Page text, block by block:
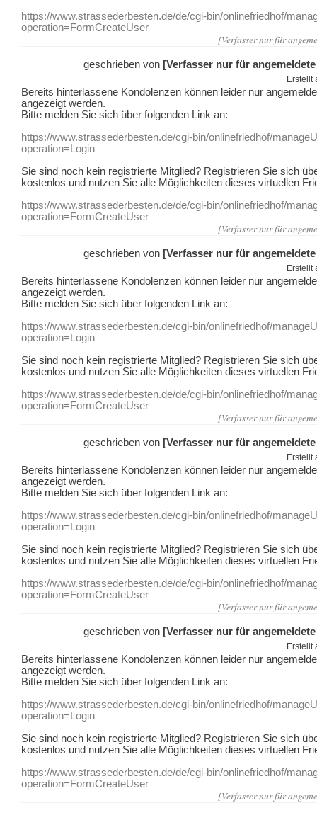
https://www.strassederbesten.de/de/cgi-bin/onlinefriedhof/
operation=FormCreateUser
[Verfasser nur für
geschrieben von [Verfasser nur für
Erstellt
Bereits hinterlassene Kondolenzen können leider nur
angezeigt werden.
Bitte melden Sie sich über folgenden Link an:
https://www.strassederbesten.de/cgi-bin/onlinefriedhof/
operation=Login
Sie sind noch kein registrierte Mitglied? Registrieren Sie sich
kostenlos und nutzen Sie alle Möglichkeiten dieses virtuellen
https://www.strassederbesten.de/de/cgi-bin/onlinefriedhof/
operation=FormCreateUser
[Verfasser nur für
geschrieben von [Verfasser nur für
Erstellt
Bereits hinterlassene Kondolenzen können leider nur
angezeigt werden.
Bitte melden Sie sich über folgenden Link an:
https://www.strassederbesten.de/cgi-bin/onlinefriedhof/
operation=Login
Sie sind noch kein registrierte Mitglied? Registrieren Sie sich
kostenlos und nutzen Sie alle Möglichkeiten dieses virtuellen
https://www.strassederbesten.de/de/cgi-bin/onlinefriedhof/
operation=FormCreateUser
[Verfasser nur für
geschrieben von [Verfasser nur für
Erstellt
Bereits hinterlassene Kondolenzen können leider nur
angezeigt werden.
Bitte melden Sie sich über folgenden Link an:
https://www.strassederbesten.de/cgi-bin/onlinefriedhof/
operation=Login
Sie sind noch kein registrierte Mitglied? Registrieren Sie sich
kostenlos und nutzen Sie alle Möglichkeiten dieses virtuellen
https://www.strassederbesten.de/de/cgi-bin/onlinefriedhof/
operation=FormCreateUser
[Verfasser nur für
geschrieben von [Verfasser nur für
Erstellt
Bereits hinterlassene Kondolenzen können leider nur
angezeigt werden.
Bitte melden Sie sich über folgenden Link an:
https://www.strassederbesten.de/cgi-bin/onlinefriedhof/
operation=Login
Sie sind noch kein registrierte Mitglied? Registrieren Sie sich
kostenlos und nutzen Sie alle Möglichkeiten dieses virtuellen
https://www.strassederbesten.de/de/cgi-bin/onlinefriedhof/
operation=FormCreateUser
[Verfasser nur für